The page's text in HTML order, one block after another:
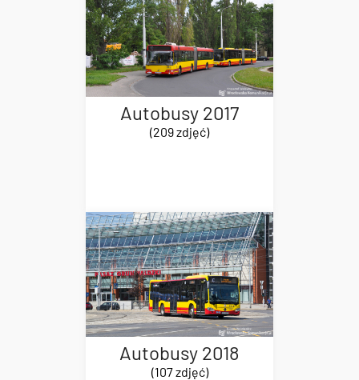
Autobusy 2017
(209 zdjęć)
Autobusy 2018
(107 zdjęć)